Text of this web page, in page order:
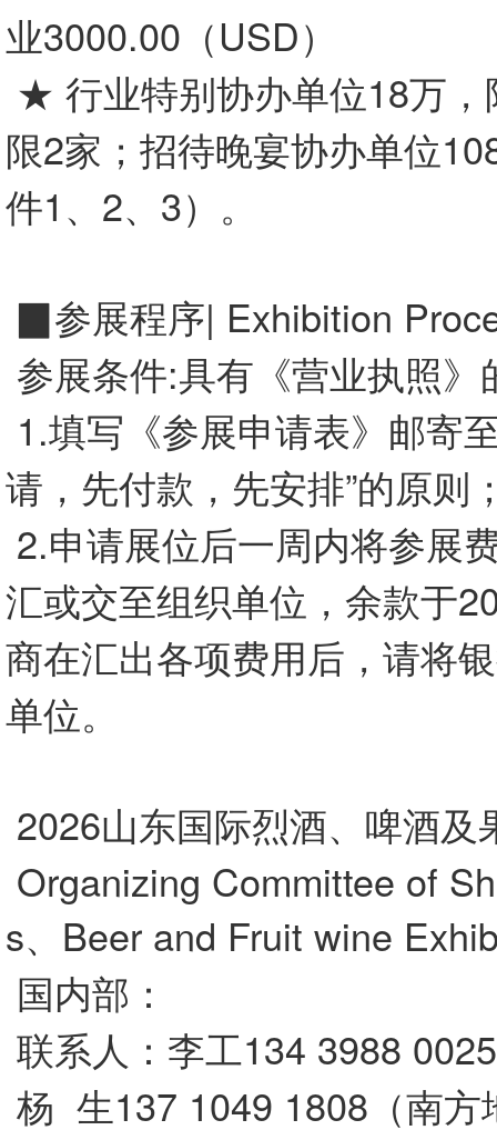
业3000.00（USD）
★ 行业特别协办单位18万
限2家；招待晚宴协办单位
件1、2、3）。
▉参展程序| Exhibition
参展条件:具有《营业执照
1.填写《参展申请表》邮寄
请，先付款，先安排”的原则
2.申请展位后一周内将参展
汇或交至组织单位，余款于
商在汇出各项费用后，请将
单位。
2026山东国际烈酒、啤酒及
Organizing Committee of
s、Beer and Fruit wine
国内部：
联系人：李工134 3988
杨 生137 1049 1808（南方